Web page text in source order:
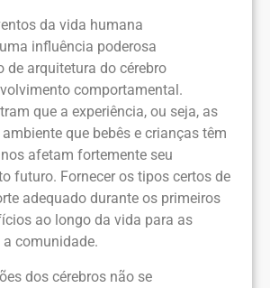
da vida humana
influência poderosa
de arquitetura do cérebro
comportamental.
que a experiência, ou seja, as
que bebês e crianças têm
afetam fortemente seu
futuro. Fornecer os tipos certos de
adequado durante os primeiros
ao longo da vida para as
comunidade.
dos cérebros não se